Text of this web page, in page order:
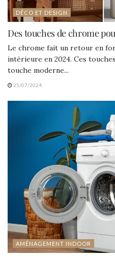
DÉCO ET DESIGN
Des touches de chrome
Le chrome fait un retour en
intérieure en 2024. Ces
touche moderne...
25/07/2024
AMÉNAGEMENT INDOOR